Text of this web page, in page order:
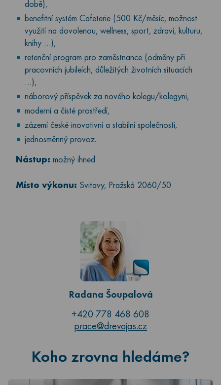
době),
benefitní systém Cafeterie (500 Kč/měsíc, možnost
využití na dovolenou, wellness, sport, zdraví, kulturu,
knihy …),
retenční program pro zaměstnance (odměny při
pracovních jubileích, důležitých životních situacích
…),
náborový příspěvek za nového kolegu/kolegyni,
moderní a čisté prostředí,
zázemí české inovativní a stabilní společnosti,
jednosměnný provoz.
Nástup: možný ihned
Místo výkonu: Svitavy, Pražská 2060/50
Radana Šoupalová
+420 778 468 608
prace@drevojas.cz
Koho zrovna hledáme?